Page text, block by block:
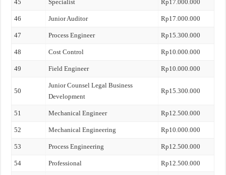
45 Specialist Rp17.000.000
46 Junior Auditor Rp17.000.000
47 Process Engineer Rp15.300.000
48 Cost Control Rp10.000.000
49 Field Engineer Rp10.000.000
50
Junior Counsel Legal Business
Development
Rp15.300.000
51 Mechanical Engineer Rp12.500.000
52 Mechanical Engineering Rp10.000.000
53 Process Engineering Rp12.500.000
54 Professional Rp12.500.000